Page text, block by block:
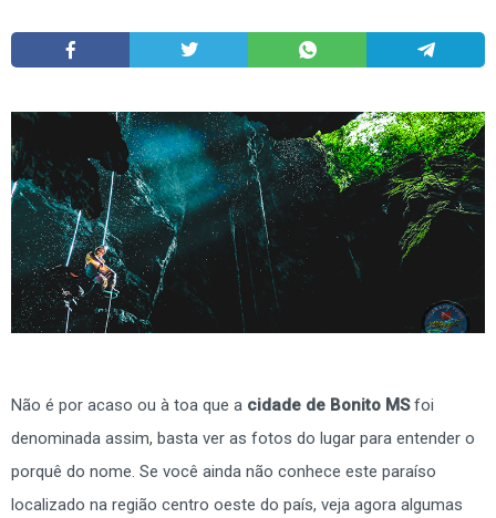
Não é por acaso ou à toa que a cidade de Bonito MSfoi
denominada assim, basta ver as fotos do lugar para entender o
porquê do nome. Se você ainda não conhece este paraíso
localizado na região centro oeste do país, veja agora algumas